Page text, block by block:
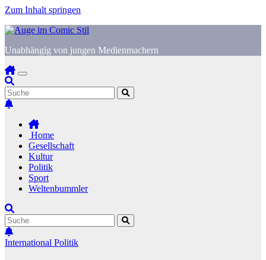
Zum Inhalt springen
Unabhängig von jungen Medienmachern
Home
Gesellschaft
Kultur
Politik
Sport
Weltenbummler
International Politik